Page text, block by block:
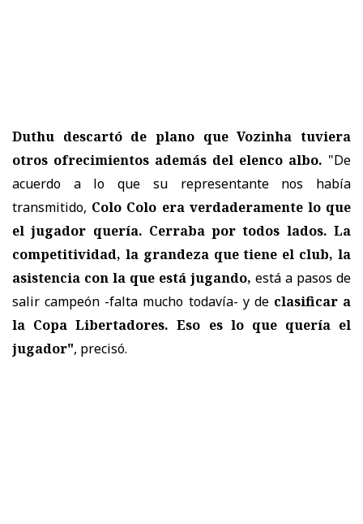
Duthu descartó de plano que Vozinha tuviera
otros ofrecimientos además del elenco albo. "De
acuerdo a lo que su representante nos había
transmitido, Colo Colo era verdaderamente lo que
el jugador quería. Cerraba por todos lados. La
competitividad, la grandeza que tiene el club, la
asistencia con la que está jugando, está a pasos de
salir campeón -falta mucho todavía- y de clasificar a
la Copa Libertadores. Eso es lo que quería el
jugador", precisó.